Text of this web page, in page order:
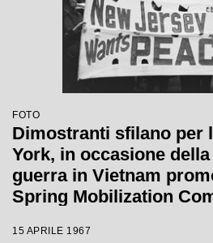
FOTO
Dimostranti sfilano per
York, in occasione
guerra in Vietnam
Spring Mobilization
15 APRILE 1967